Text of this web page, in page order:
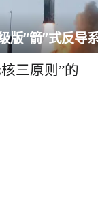
版“箭”式反导
三原则”的